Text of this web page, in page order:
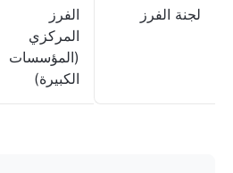
لجنة الفرز
الفرز
المركزي
(المؤسسات
الكبيرة)